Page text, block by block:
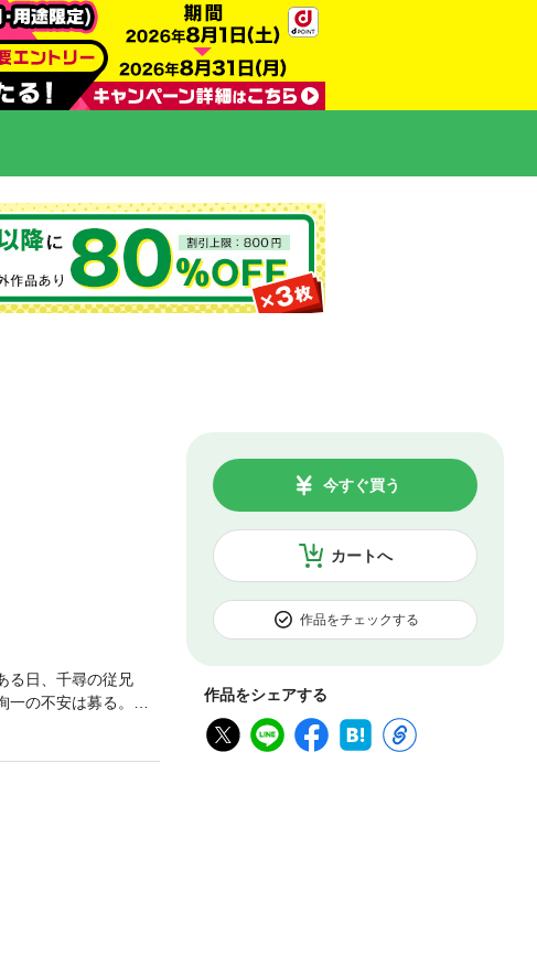
カートへ
今すぐ買う
作品をチェックする
作品をシェアする
る日、千尋の従兄
の不安は募る。そ
品収録で完全文庫